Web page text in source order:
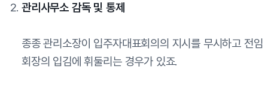
관리사무소 감독 및 통제
종종 관리소장이 입주자대표회의의 지시를 무시하고 전임
회장의 입김에 휘둘리는 경우가 있죠.